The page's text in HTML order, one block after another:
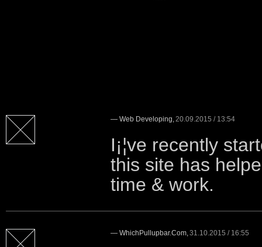
— Web Developing,20.09.2015 / 13:54
I¡¦ve recently
this site has
time & work.
— WhichPullupbar.com,31.10.2015 / 16:55